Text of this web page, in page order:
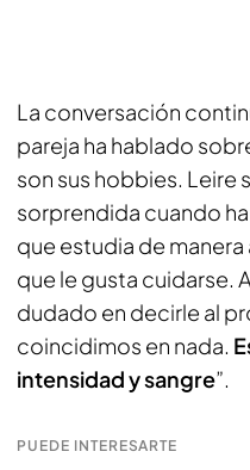
La conversación
pareja ha hablado
son sus hobbies. Leire
sorprendida cuando
que estudia de
que le gusta cuidarse.
dudado en decirle al
coincidimos en nada.
intensidad y sangre”.
PUEDE INTERESARTE